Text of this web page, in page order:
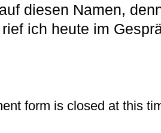
diesen Namen,
rief ich heute im
form is closed at this